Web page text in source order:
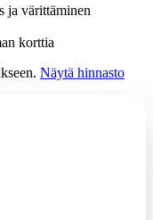
ja värittäminen
korttia
Näytä hinnasto